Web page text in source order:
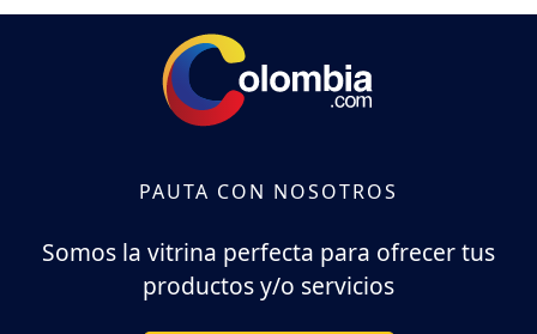
PAUTA CON NOSOTROS
Somos la vitrina perfecta para ofrecer tus
productos y/o servicios